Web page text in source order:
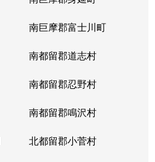
南巨摩郡富士川町
南都留郡道志村
南都留郡忍野村
南都留郡鳴沢村
北都留郡小菅村